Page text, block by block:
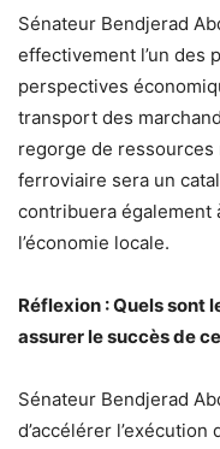
Sénateur Bendjerad
effectivement l’un des
perspectives
transport des
regorge de
ferroviaire sera un
contribuera également
l’économie locale.
Réflexion : Quels sont
assurer le succès de
Sénateur Bendjerad
d’accélérer